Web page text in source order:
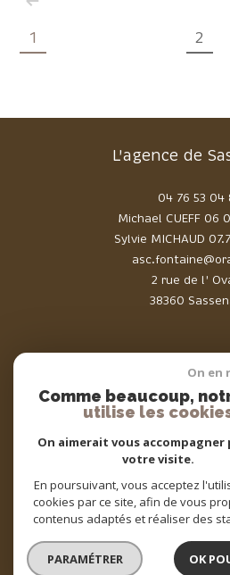
1 2
L'agence de
04 76 53 04
2 rue de l'
38360
Michael CUEFF 06
Sylvie MICHAUD
© 2026 | Tous droits
powered by
Nos honoraires
Mentions légales
Politique RGPD
On en
Comme beaucoup,
utilise les
On aimerait vous accompagner
votre visite.
En poursuivant, vous acceptez
cookies par ce site, afin de vous
contenus adaptés et réaliser des
PARAMÉTRER OK